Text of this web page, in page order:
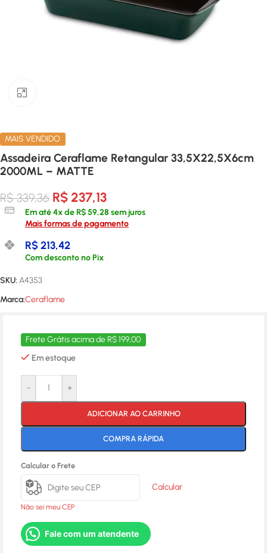
MAIS VENDIDO
Assadeira Ceraflame Retangular 33,5X22,5X6cm
2000ML – MATTE
R$339,36 R$237,13
Em até4x deR$59,28 sem juros
Mais formas de pagamento
R$213,42
Com desconto no Pix
SKU: A4353
Marca:Ceraflame
Frete Grátis acima de R$ 199,00
Em estoque
- +
ADICIONAR AO CARRINHO
COMPRA RÁPIDA
Calcular o Frete
Calcular
Não sei meu CEP
Fale com um atendente